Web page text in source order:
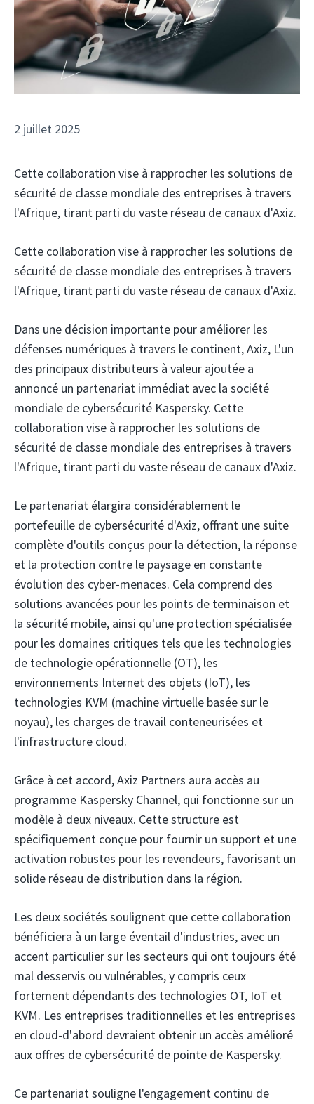
2 juillet 2025
Cette collaboration vise à rapprocher les solutions de
sécurité de classe mondiale des entreprises à travers
l'Afrique, tirant parti du vaste réseau de canaux d'Axiz.
Cette collaboration vise à rapprocher les solutions de
sécurité de classe mondiale des entreprises à travers
l'Afrique, tirant parti du vaste réseau de canaux d'Axiz.
Dans une décision importante pour améliorer les
défenses numériques à travers le continent, Axiz, L'un
des principaux distributeurs à valeur ajoutée a
annoncé un partenariat immédiat avec la société
mondiale de cybersécurité Kaspersky. Cette
collaboration vise à rapprocher les solutions de
sécurité de classe mondiale des entreprises à travers
l'Afrique, tirant parti du vaste réseau de canaux d'Axiz.
Le partenariat élargira considérablement le
portefeuille de cybersécurité d'Axiz, offrant une suite
complète d'outils conçus pour la détection, la réponse
et la protection contre le paysage en constante
évolution des cyber-menaces. Cela comprend des
solutions avancées pour les points de terminaison et
la sécurité mobile, ainsi qu'une protection spécialisée
pour les domaines critiques tels que les technologies
de technologie opérationnelle (OT), les
environnements Internet des objets (IoT), les
technologies KVM (machine virtuelle basée sur le
noyau), les charges de travail conteneurisées et
l'infrastructure cloud.
Grâce à cet accord, Axiz Partners aura accès au
programme Kaspersky Channel, qui fonctionne sur un
modèle à deux niveaux. Cette structure est
spécifiquement conçue pour fournir un support et une
activation robustes pour les revendeurs, favorisant un
solide réseau de distribution dans la région.
Les deux sociétés soulignent que cette collaboration
bénéficiera à un large éventail d'industries, avec un
accent particulier sur les secteurs qui ont toujours été
mal desservis ou vulnérables, y compris ceux
fortement dépendants des technologies OT, IoT et
KVM. Les entreprises traditionnelles et les entreprises
en cloud-d'abord devraient obtenir un accès amélioré
aux offres de cybersécurité de pointe de Kaspersky.
Ce partenariat souligne l'engagement continu de